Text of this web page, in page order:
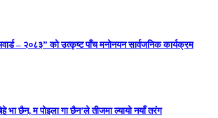
– २०८३” को उत्कृष्ट पाँच मनोनयन सार्वजनिक कार्यक्रम
भा छैन, म पोइला गा छैन’ले तीजमा ल्यायो नयाँ तरंग